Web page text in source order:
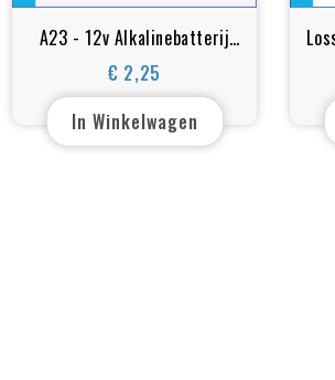
A23 - 12v Alkalinebatterij
ultra super Premium
€ 2,25
Prijs
In Winkelwagen